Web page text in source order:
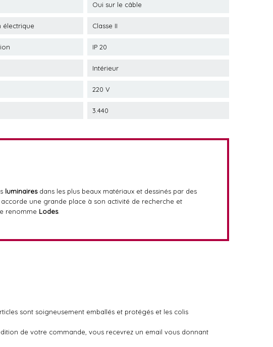
Oui sur le câble
électrique Classe II
IP 20
Intérieur
220 V
3.440
luminairesdans les plus beaux matériaux et dessinés par des
une grande place à son activité de recherche et
renomme Lodes.
sont soigneusement emballés et protégés et les colis
de votre commande, vous recevrez un email vous donnant